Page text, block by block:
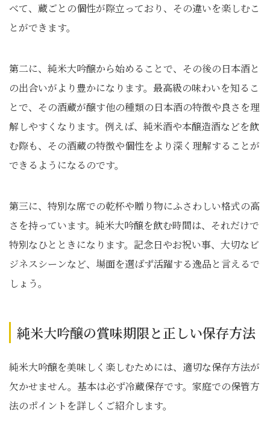
べて、蔵ごとの個性が際立っており、その違いを楽しむこ
とができます。
第二に、純米大吟醸から始めることで、その後の日本酒と
の出合いがより豊かになります。最高級の味わいを知るこ
とで、その酒蔵が醸す他の種類の日本酒の特徴や良さを理
解しやすくなります。例えば、純米酒や本醸造酒などを飲
む際も、その酒蔵の特徴や個性をより深く理解することが
できるようになるのです。
第三に、特別な席での乾杯や贈り物にふさわしい格式の高
さを持っています。純米大吟醸を飲む時間は、それだけで
特別なひとときになります。記念日やお祝い事、大切なビ
ジネスシーンなど、場面を選ばず活躍する逸品と言えるで
しょう。
純米大吟醸の賞味期限と正しい保存方法
純米大吟醸を美味しく楽しむためには、適切な保存方法が
欠かせません。基本は必ず冷蔵保存です。家庭での保管方
法のポイントを詳しくご紹介します。